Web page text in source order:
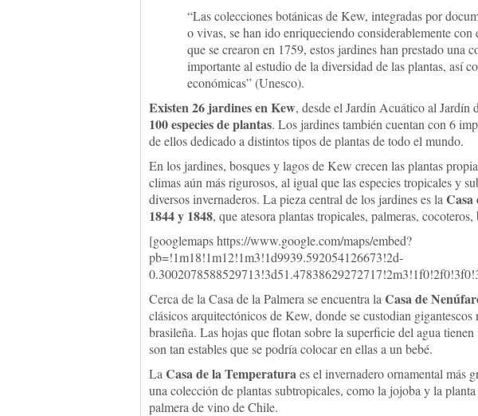
“Las colecciones botánicas de Kew, integradas por
o vivas, se han ido enriqueciendo considerablemente
que se crearon en 1759, estos jardines han prestado una
importante al estudio de la diversidad de las plantas, así
económicas” (Unesco).
Existen 26 jardines en Kew, desde el Jardín Acuático al Jardín
100 especies de plantas. Los jardines también cuentan con 6
de ellos dedicado a distintos tipos de plantas de todo el mundo.
En los jardines, bosques y lagos de Kew crecen las plantas
climas aún más rigurosos, al igual que las especies tropicales y
diversos invernaderos. La pieza central de los jardines es la Casa
1844 y 1848, que atesora plantas tropicales, palmeras,
[googlemaps https://www.google.com/maps/embed?
pb=!1m18!1m12!1m3!1d9939.592054126673!2d-
Cerca de la Casa de la Palmera se encuentra la Casa de
clásicos arquitectónicos de Kew, donde se custodian
brasileña. Las hojas que flotan sobre la superficie del agua
son tan estables que se podría colocar en ellas a un bebé.
La Casa de la Temperaturaes el invernadero ornamental más
una colección de plantas subtropicales, como la jojoba y la
palmera de vino de Chile.